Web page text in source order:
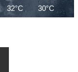
32°C 30°C